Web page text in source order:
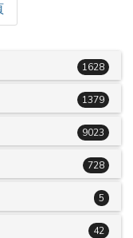
1628
1379
9023
728
5
42